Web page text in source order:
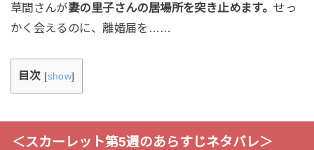
草間さんが妻の里子さんの居場所を突き止めます。せっ
かく会えるのに、離婚届を……
目次 [show]
＜スカーレット第5週のあらすじネタバレ＞